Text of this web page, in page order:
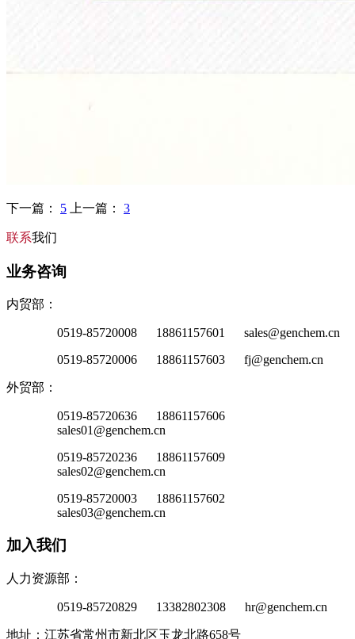
下一篇： 5 上一篇： 3
联系我们
业务咨询
内贸部：
0519-85720008 18861157601 sales@genchem.cn
0519-85720006 18861157603 fj@genchem.cn
外贸部：
0519-85720636 18861157606
sales01@genchem.cn
0519-85720236 18861157609
sales02@genchem.cn
0519-85720003 18861157602
sales03@genchem.cn
加入我们
人力资源部：
0519-85720829 13382802308 hr@genchem.cn
地址：江苏省常州市新北区玉龙北路658号